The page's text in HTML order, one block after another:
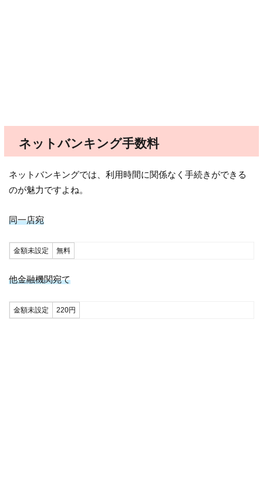
ネットバンキング手数料
ネットバンキングでは、利用時間に関係なく手続きができる
のが魅力ですよね。
同一店宛
金額未設定 無料
他金融機関宛て
金額未設定 220円